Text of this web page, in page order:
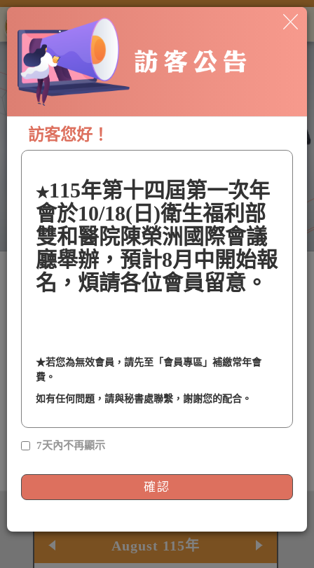
中華民國肥胖研究學會
Chinese Taipei Society
for the Study of Obesity, CTSSO
最新消息 更多最新消息
115/05/22
程
115/05/08
115/07/10
【重要通知】因颱風影響，第二屆會員代表選舉投
August 115年
訪客您好！
★115年第十四屆第一次年
會於10/18(日)衛生福利部
雙和醫院陳榮洲國際會議
廳舉辦，預計8月中開始報
名，煩請各位會員留意。
★若您為無效會員，請先至「會員專區」補繳常年會
費。
如有任何問題，請與秘書處聯繫，謝謝您的配合。
7天內不再顯示
確認